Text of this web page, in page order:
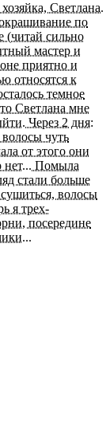
Светлана.
по
(читай сильно
мастер и
приятно и
относятся к
темное
Светлана мне
Через 2 дня:
чуть
от этого они
нет... Помыла
стали больше
волосы
я трех-
посередине